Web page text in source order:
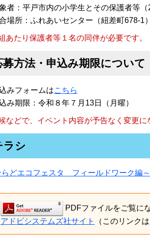
者：平戸市内の小学生とその保護者等（
場所：ふれあいセンター（紐差町678-1）
あたり保護者等１名の同伴が必要です
募方法・申込み期限について
みフォームはこちら
み期限：令和８年７月13日（月曜）
などで、イベント内容が予告なく変更に
ラシ
らどエコフェスタ フィールドワーク編
PDFファイルをご覧に
アドビシステムズ社サイト
（このリンク